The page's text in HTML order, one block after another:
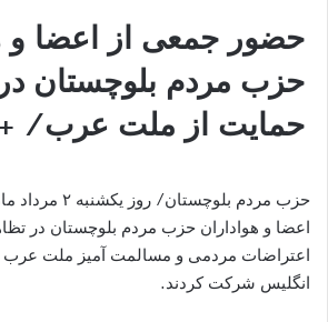
حضور جمعی از اعضا و
حزب مردم بلوچستان
حمایت از ملت عرب/ +
اعضا و هواداران حزب مردم بلوچستان در
اعتراضات مردمی و مسالمت آمیز ملت عرب
انگلیس شرکت کردند.